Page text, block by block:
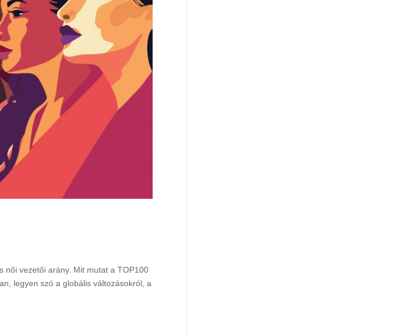
női vezetői arány. Mit mutat a TOP100
legyen szó a globális változásokról, a